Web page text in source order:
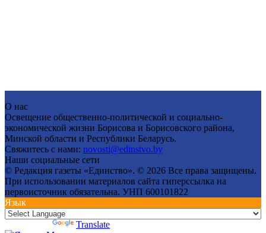
О нас
Освещение общественно-политической и социально-
экономической жизни Борисова и Борисовского района,
Минской области и Республики Беларусь.
Свяжитесь с нами: novosti@edinstvo.by
Наши социальные сети
© Редакция газеты «Единство». © 2026 Все права защищены.
При использовании материалов сайта гиперссылка на
первоисточник обязательна. УНП 600101822
Язык
Translate